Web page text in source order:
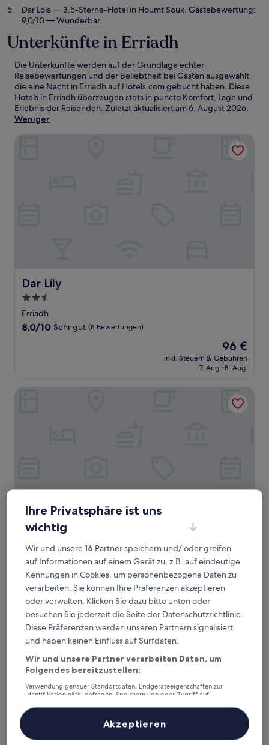
Dar Lola— 3.5-Sterne-Hotel in Houmt Souk. Gästebewertung:
9,0/10 — Wunderbar.
Unterkünfte in Erriadh
Die Unterkünfte werden auf der Grundlage echter
Reisebewertungen und der Beliebtheit bei Gästen ausgewählt,
die eine Nacht in Erriadh auf Hotels.com gebucht haben. Diese
Hotels in Erriadh überzeugen stets in puncto Komfort, Lage und
Erlebnis der Reisenden. Zuletzt aktualisiert am6. August 2026.
Weniger
Dar Lily
Dar Lily
2.5-
Sterne-
Unterkunft
Erriadh
8.0
Bewertungen)
8,0/10 Sehr gut (8 Bewertungen)
Der
Preis
beträgt
96 €
inkl. Steuern & Gebühren
7. Aug.–8. Aug.
Hôtel Al Baraka
Hôtel Al Baraka
3.0-
Sterne-
Unterkunft
Fatou
7.0
von
10,
Gut,
(13
Bewertungen)
7,0/10 Gut (13 Bewertungen)
beträgt
72 €
inkl. Steuern & Gebühren
Le Grand Hotel Djerba
Ihre Privatsphäre ist uns
wichtig
Wir und unsere16 Partner speichern und/ oder greifen
auf Informationen auf einem Gerät zu, z.B. auf eindeutige
Kennungen in Cookies, um personenbezogene Daten zu
verarbeiten. Sie können Ihre Präferenzen akzeptieren
oder verwalten. Klicken Sie dazu bitte unten oder
besuchen Sie jederzeit die Seite der Datenschutzrichtlinie.
Diese Präferenzen werden unseren Partnern signalisiert
und haben keinen Einfluss auf Surfdaten.
Wir und unsere Partner verarbeiten Daten, um
Folgendes bereitzustellen:
Verwendung genauer Standortdaten. Endgeräteeigenschaften zur
Identifikation aktiv abfragen. Speichern von oder Zugriff auf
Inhalte, Messung von Werbeleistung und der Performance von Inhalten,
Zielgruppenforschung sowie Entwicklung und Verbesserung von
Liste der Partner (Lieferanten)
Akzeptieren